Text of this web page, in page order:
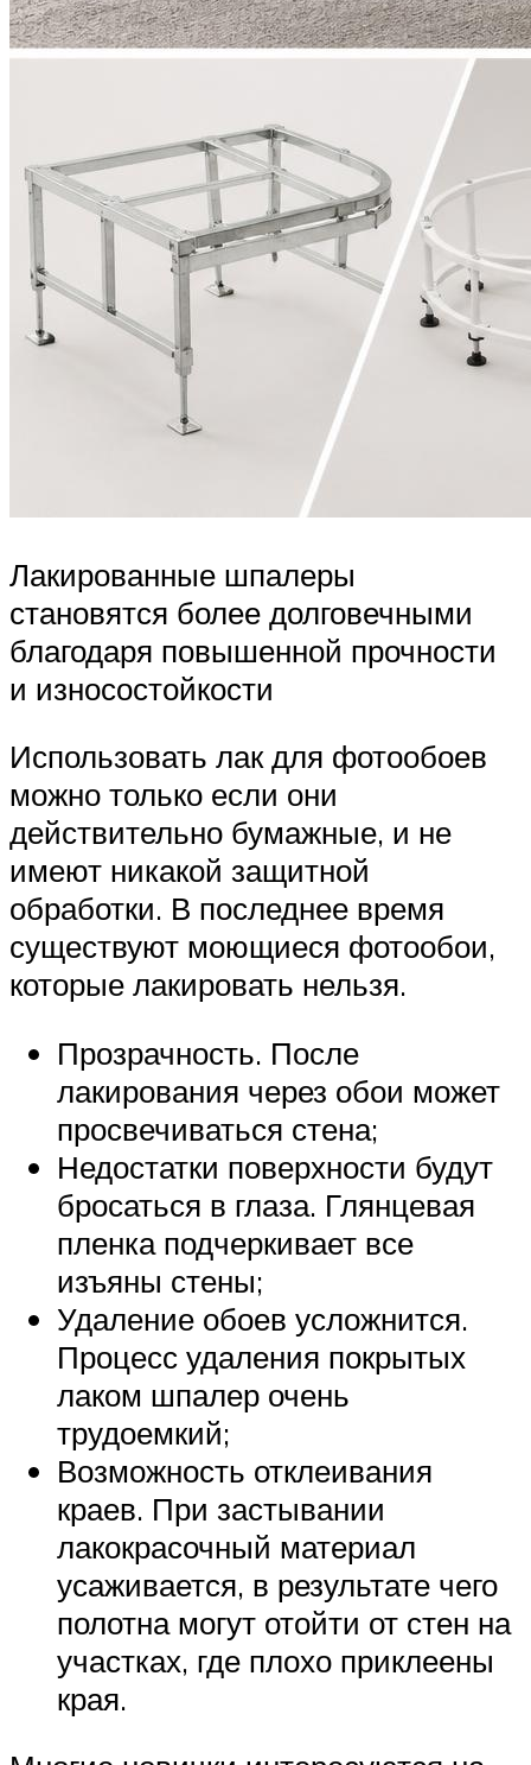
Лакированные шпалеры
становятся более долговечными
благодаря повышенной прочности
и износостойкости
Использовать лак для фотообоев
можно только если они
действительно бумажные, и не
имеют никакой защитной
обработки. В последнее время
существуют моющиеся фотообои,
которые лакировать нельзя.
Прозрачность. После
лакирования через обои может
просвечиваться стена;
Недостатки поверхности будут
бросаться в глаза. Глянцевая
пленка подчеркивает все
изъяны стены;
Удаление обоев усложнится.
Процесс удаления покрытых
лаком шпалер очень
трудоемкий;
Возможность отклеивания
краев. При застывании
лакокрасочный материал
усаживается, в результате чего
полотна могут отойти от стен на
участках, где плохо приклеены
края.